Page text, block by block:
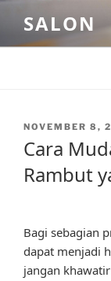
content
SALON
POSTED
NOVEMBER 8,
Cara
Rambut
Bagi sebagian
dapat menjadi
jangan